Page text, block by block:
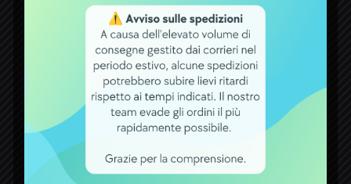
GIDI opera nel settore delle batterie.
Un bel traguardo raggiunto, che
premia tutti coloro che con fiducia si
rivolgono a noi per qualsiasi esigenza
attinente a batterie, carica batterie,
alimentatori ed accumulatori.